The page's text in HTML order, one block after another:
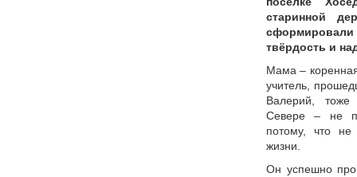
старинной
сформировали
твёрдость и
Мама –
учитель,
Валерий,
Севере – не
потому, что не
жизни.
Он успешно